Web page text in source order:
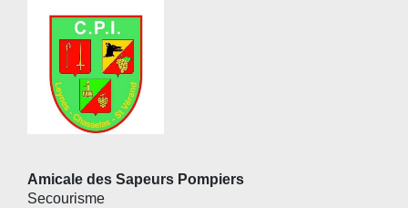
Amicale des Sapeurs Pompiers
Secourisme